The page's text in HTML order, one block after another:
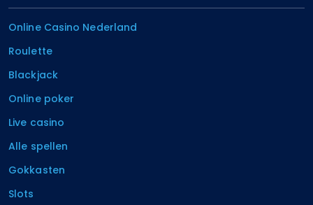
Online Casino Nederland
Roulette
Blackjack
Online poker
Live casino
Alle spellen
Gokkasten
Slots